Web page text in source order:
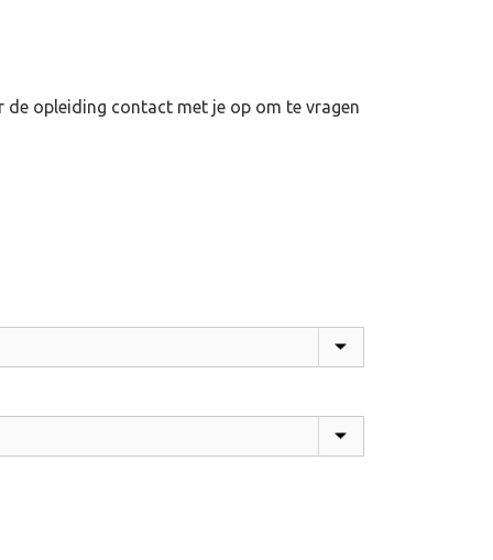
de opleiding contact met je op om te vragen